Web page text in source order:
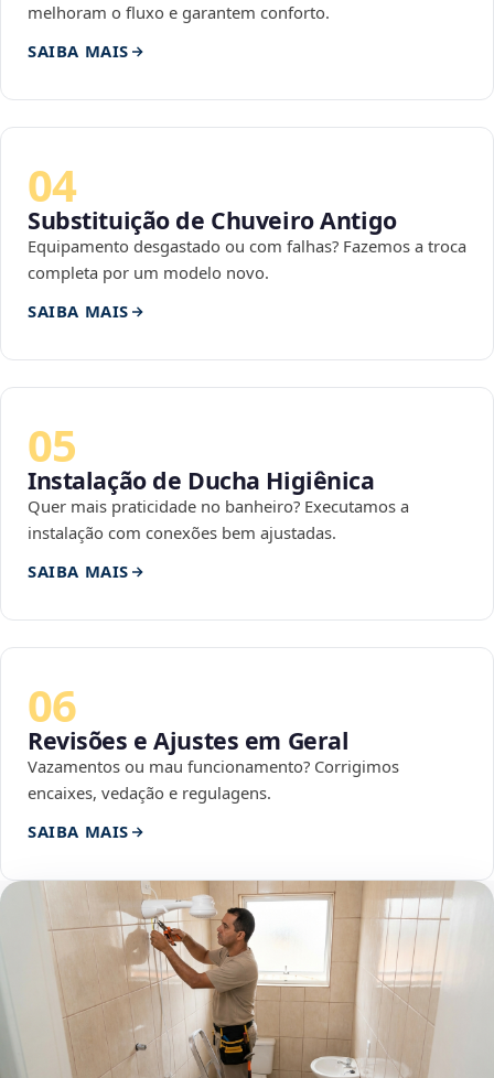
melhoram o fluxo e garantem conforto.
SAIBA MAIS
04
Substituição de Chuveiro Antigo
Equipamento desgastado ou com falhas? Fazemos a troca
completa por um modelo novo.
SAIBA MAIS
05
Instalação de Ducha Higiênica
Quer mais praticidade no banheiro? Executamos a
instalação com conexões bem ajustadas.
SAIBA MAIS
06
Revisões e Ajustes em Geral
Vazamentos ou mau funcionamento? Corrigimos
encaixes, vedação e regulagens.
SAIBA MAIS